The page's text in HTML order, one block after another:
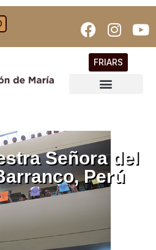
FRIARS
Señora del
Perú